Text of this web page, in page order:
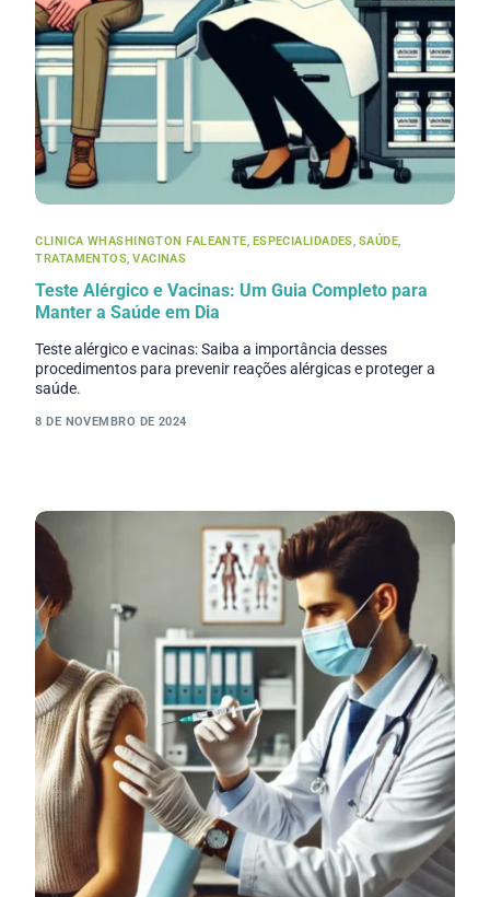
CLINICA WHASHINGTON FALEANTE ESPECIALIDADES SAÚDE
TRATAMENTOS ,VACINAS
Teste Alérgico e Vacinas: Um Guia Completo para
Manter a Saúde em Dia
Teste alérgico e vacinas: Saiba a importância desses
procedimentos para prevenir reações alérgicas e proteger a
saúde.
8 DE NOVEMBRO DE 2024